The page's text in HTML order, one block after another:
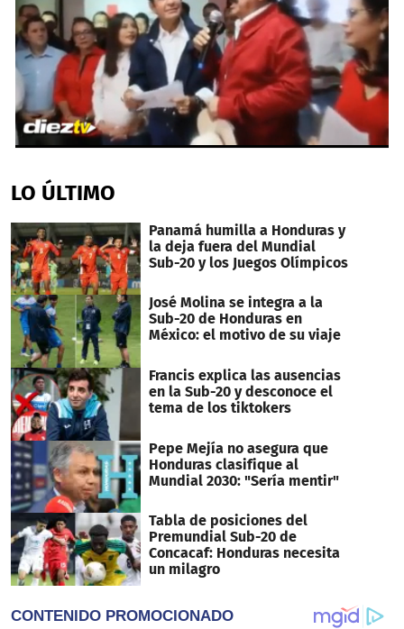
of
59
LO ÚLTIMO
Panamá humilla a Honduras y
la deja fuera del Mundial
Sub-20 y los Juegos Olímpicos
José Molina se integra a la
Sub-20 de Honduras en
México: el motivo de su viaje
Francis explica las ausencias
en la Sub-20 y desconoce el
tema de los tiktokers
Pepe Mejía no asegura que
Honduras clasifique al
Mundial 2030: "Sería mentir"
Tabla de posiciones del
Premundial Sub-20 de
Concacaf: Honduras necesita
un milagro